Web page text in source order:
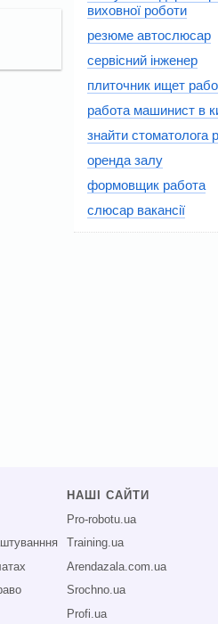
виховної роботи
резюме автослюсар
сервісний інженер
плиточник ищет
работа машинист в
знайти стоматолога
оренда залу
формовщик работа
слюсар вакансії
НАШІ САЙТИ
Pro-robotu.ua
Training.ua
Arendazala.com.ua
Srochno.ua
Profi.ua